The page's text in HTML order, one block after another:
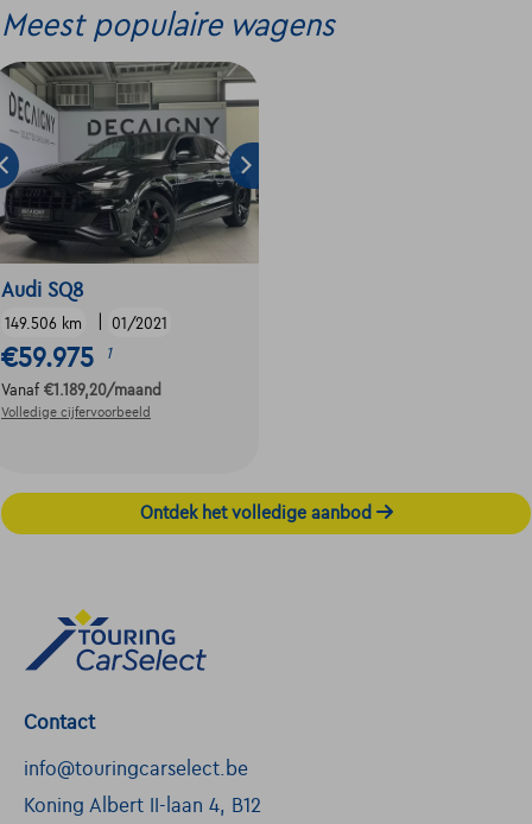
Meest populaire wagens
Audi SQ8
149.506 km 01/2021
€59.975 1
Vanaf €1.189,20/maand
Volledige cijfervoorbeeld
Ontdek het volledige aanbod
Contact
info@touringcarselect.be
Koning Albert II-laan 4, B12